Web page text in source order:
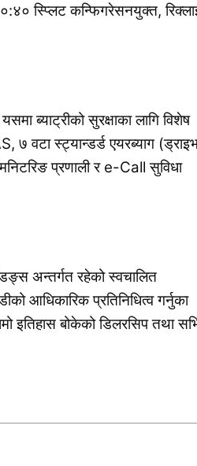
स्प्लिट कन्फिगरेसनयुक्त,
ब्याट्रीको सुरक्षाका लागि विशेष
वटा स्ट्यान्डर्ड एयरब्याग
प्रणाली र e-Call सुविधा
अन्तर्गत रहेको स्वचालित
आधिकारिक प्रतिनिधित्व गर्नुका
इतिहास बोकेको डिलरसिप तथा